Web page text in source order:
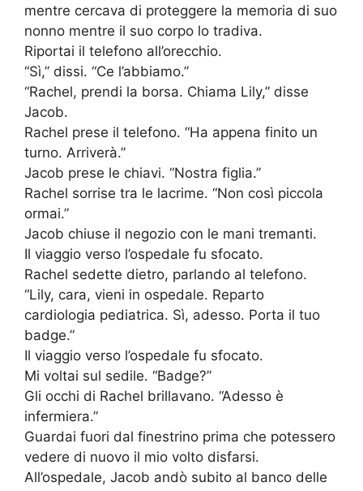
mentre cercava di proteggere la memoria di suo
nonno mentre il suo corpo lo tradiva.
Riportai il telefono all’orecchio.
“Sì,” dissi. “Ce l’abbiamo.”
“Rachel, prendi la borsa. Chiama Lily,” disse
Jacob.
Rachel prese il telefono. “Ha appena finito un
turno. Arriverà.”
Jacob prese le chiavi. “Nostra figlia.”
Rachel sorrise tra le lacrime. “Non così piccola
ormai.”
Jacob chiuse il negozio con le mani tremanti.
Il viaggio verso l’ospedale fu sfocato.
Rachel sedette dietro, parlando al telefono.
“Lily, cara, vieni in ospedale. Reparto
cardiologia pediatrica. Sì, adesso. Porta il tuo
badge.”
Il viaggio verso l’ospedale fu sfocato.
Mi voltai sul sedile. “Badge?”
Gli occhi di Rachel brillavano. “Adesso è
infermiera.”
Guardai fuori dal finestrino prima che potessero
vedere di nuovo il mio volto disfarsi.
All’ospedale, Jacob andò subito al banco delle